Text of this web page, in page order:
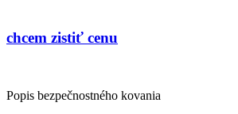
chcem zistiť cenu
Popis bezpečnostného kovania